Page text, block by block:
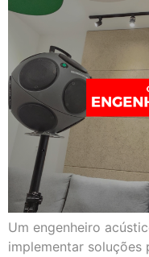
Um engenheiro
implementar soluções